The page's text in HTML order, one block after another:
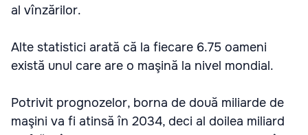
al vînzărilor.
Alte statistici arată că la fiecare 6.75 oameni
există unul care are o maşină la nivel mondial.
Potrivit prognozelor, borna de două miliarde de
maşini va fi atinsă în 2034, deci al doilea miliard